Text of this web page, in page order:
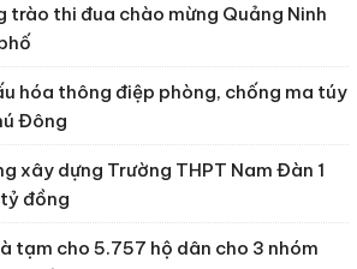
trào thi đua chào mừng Quảng Ninh
hóa thông điệp phòng, chống ma túy
Đông
xây dựng Trường THPT Nam Đàn 1
đồng
tạm cho 5.757 hộ dân cho 3 nhóm